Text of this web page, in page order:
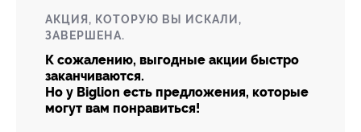
АКЦИЯ, КОТОРУЮ ВЫ ИСКАЛИ,
ЗАВЕРШЕНА.
К сожалению, выгодные акции быстро
заканчиваются.
Но у Biglion есть предложения, которые
могут вам понравиться!